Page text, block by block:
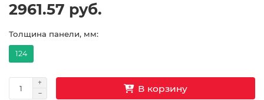
2961.57 руб.
Толщина панели, мм:
124
В корзину